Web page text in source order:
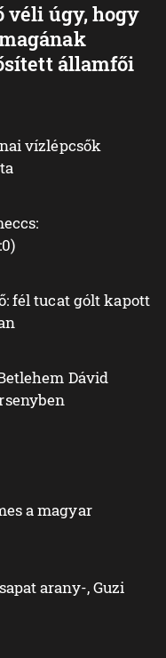
véli úgy, hogy
államfői
vízlépcsők
fél tucat gólt kapott
Dávid
a magyar
arany-, Guzi